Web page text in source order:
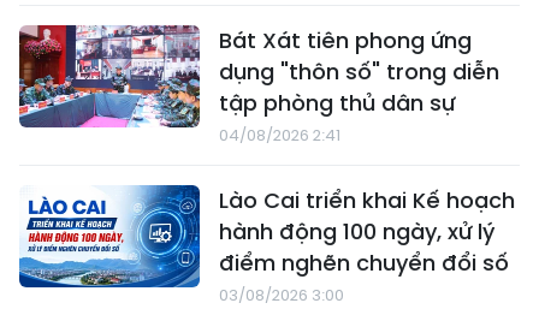
Bát Xát tiên phong ứng
dụng "thôn số" trong diễn
tập phòng thủ dân sự
04/08/2026 2:41
Lào Cai triển khai Kế hoạch
hành động 100 ngày, xử lý
điểm nghẽn chuyển đổi số
03/08/2026 3:00